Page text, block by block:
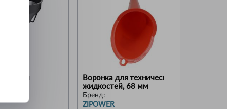
гибким
Воронка для технических
жидкостей, 68 мм
Бренд:
ZIPOWER